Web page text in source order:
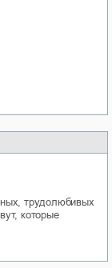
трудолюбивых
которые